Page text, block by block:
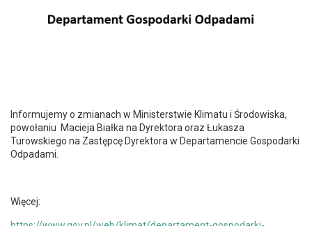
Informujemy o zmianach w Ministerstwie Klimatu i Środowiska,
powołaniu Macieja Białka na Dyrektora oraz Łukasza
Turowskiego na Zastępcę Dyrektora w Departamencie Gospodarki
Odpadami.
Więcej: